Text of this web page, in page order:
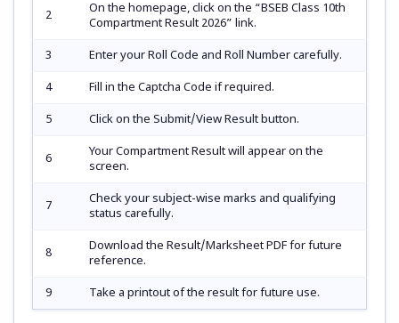
2
On the homepage, click on the “BSEB Class 10th
Compartment Result 2026” link.
3 Enter your Roll Code and Roll Number carefully.
4 Fill in the Captcha Code if required.
5 Click on the Submit/View Result button.
6
Your Compartment Result will appear on the
screen.
7
Check your subject-wise marks and qualifying
status carefully.
8
Download the Result/Marksheet PDF for future
reference.
9 Take a printout of the result for future use.